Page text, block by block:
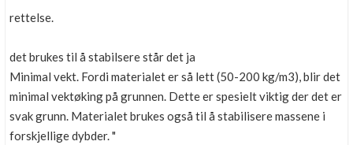
rettelse.
det brukes til å stabilsere står det ja
Minimal vekt. Fordi materialet er så lett (50-200 kg/m3), blir det
minimal vektøking på grunnen. Dette er spesielt viktig der det er
svak grunn. Materialet brukes også til å stabilisere massene i
forskjellige dybder. "